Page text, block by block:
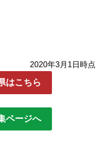
2020年3月1日時点
はこちら
ページへ